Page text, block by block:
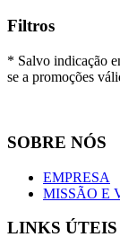
Filtros
* Salvo indicação
se a promoções
SOBRE NÓS
EMPRESA
MISSÃO E
LINKS ÚTEIS